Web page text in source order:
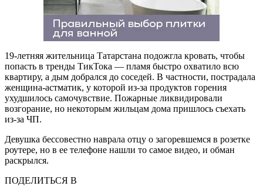
19-летняя жительница Татарстана подожгла кровать, чтобы
попасть в тренды ТикТока — пламя быстро охватило всю
квартиру, а дым добрался до соседей. В частности, пострадала
женщина-астматик, у которой из-за продуктов горения
ухудшилось самочувствие. Пожарные ликвидировали
возгорание, но некоторым жильцам дома пришлось съехать
из-за ЧП.
Девушка бессовестно наврала отцу о загоревшемся в розетке
роутере, но в ее телефоне нашли то самое видео, и обман
раскрылся.
ПОДЕЛИТЬСЯ В